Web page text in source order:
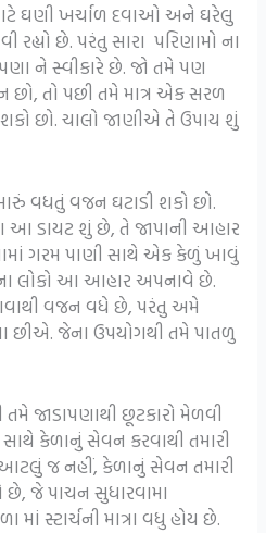
ઘણી ખર્ચાળ દવાઓ અને ઘરેલુ
છે. પરંતુ સારા પરિણામો ના
ને સ્વીકારે છે. જો તમે પણ
છો, તો પછી તમે માત્ર એક સરળ
છો. ચાલો જાણીએ તે ઉપાય શું
વધતું વજન ઘટાડી શકો છો.
આ ડાયટ શું છે, તે જાપાની આહાર
ગરમ પાણી સાથે એક કેળું ખાવું
લોકો આ આહાર અપનાવે છે.
વજન વધે છે, પરંતુ અમે
છીએ. જેના ઉપયોગથી તમે પાતળુ
જાડાપણાથી છૂટકારો મેળવી
કેળાનું સેવન કરવાથી તમારી
જ નહીં, કેળાનું સેવન તમારી
જે પાચન સુધારવામા
સ્ટાર્ચની માત્રા વધુ હોય છે.